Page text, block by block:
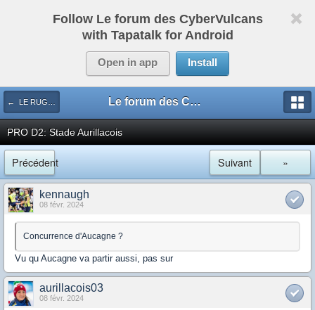
Follow Le forum des CyberVulcans
with Tapatalk for Android
Open in app Install
← LE RUGBY DE CHEZ NOUS Le forum des CyberVulcans
PRO D2: Stade Aurillacois
Précédent »
Suivant
kennaugh
08 févr. 2024
Concurrence d'Aucagne ?
Vu qu Aucagne va partir aussi, pas sur
aurillacois03
08 févr. 2024